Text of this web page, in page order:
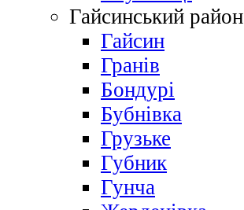
Гайсинський район
Гайсин
Гранів
Бондурі
Бубнівка
Грузьке
Губник
Гунча